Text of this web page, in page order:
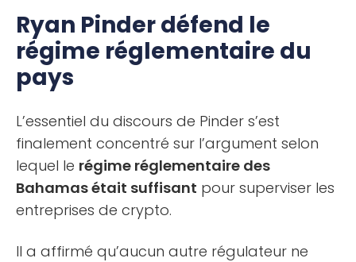
Ryan Pinder défend le
régime réglementaire du
pays
L’essentiel du discours de Pinder s’est
finalement concentré sur l’argument selon
lequel le régime réglementaire des
Bahamas était suffisant pour superviser les
entreprises de crypto.
Il a affirmé qu’aucun autre régulateur ne